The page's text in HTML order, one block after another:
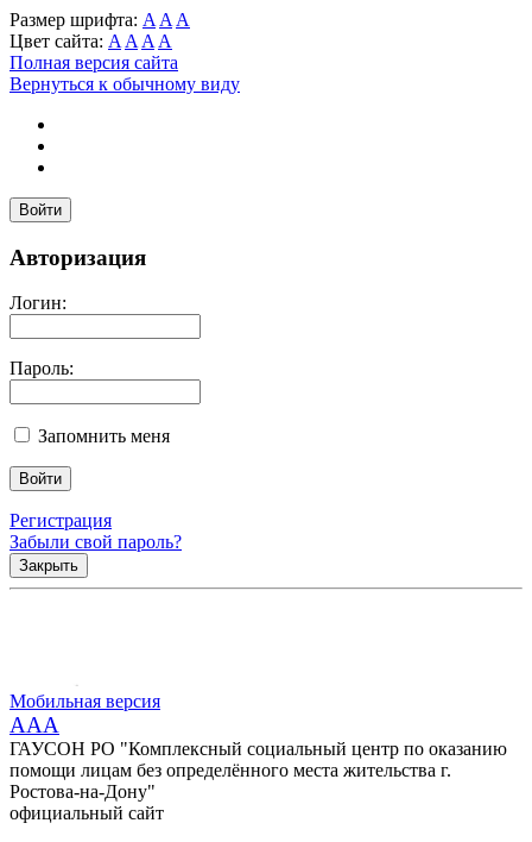
Размер шрифта: A A A
Цвет сайта: A A A A
Полная версия сайта
Вернуться к обычному виду
Войти
Авторизация
Логин:
Пароль:
Запомнить меня
Регистрация
Забыли свой пароль?
Закрыть
Мобильная версия
AAA
ГАУСОН РО "Комплексный социальный центр по оказанию
помощи лицам без определённого места жительства г.
Ростова-на-Дону"
официальный сайт